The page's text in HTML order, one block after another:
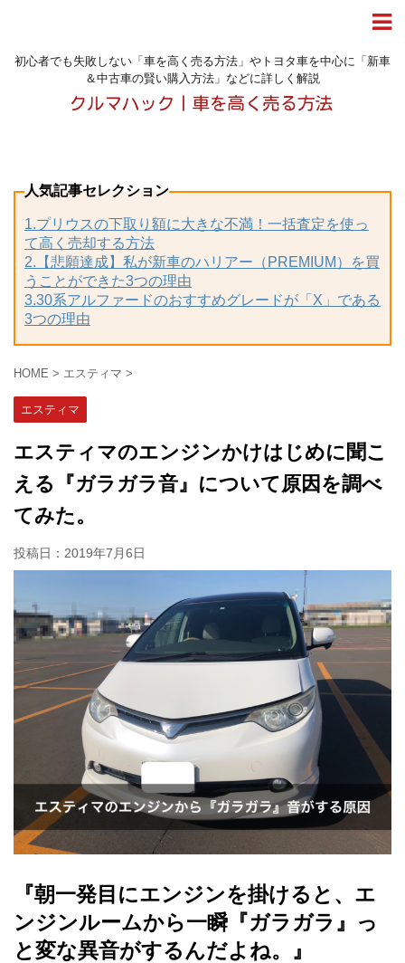
初心者でも失敗しない「車を高く売る方法」やトヨタ車を中心に「新車
＆中古車の賢い購入方法」などに詳しく解説
人気記事セレクション
1.プリウスの下取り額に大きな不満！一括査定を使っ
て高く売却する方法
2.【悲願達成】私が新車のハリアー（PREMIUM）を買
うことができた3つの理由
3.30系アルファードのおすすめグレードが「X」である
3つの理由
HOME > エスティマ >
エスティマ
エスティマのエンジンかけはじめに聞こ
える『ガラガラ音』について原因を調べ
てみた。
投稿日： 2019年7月6日
『朝一発目にエンジンを掛けると、エ
ンジンルームから一瞬『ガラガラ』っ
と変な異音がするんだよね。』